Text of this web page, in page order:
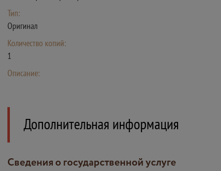
Тип:
Оригинал
Количество копий:
1
Описание:
Дополнительная информация
Сведения о государственной услуге